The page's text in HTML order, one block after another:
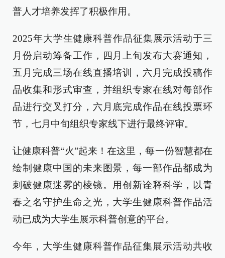
普人才培养发挥了积极作用。
2025年大学生健康科普作品征集展示活动于三
月份启动筹备工作，四月上旬发布大赛通知，
五月完成三场在线直播培训，六月完成投稿作
品收集和形式审查，并组织专家在线对每部作
品进行交叉打分，六月底完成作品在线投票环
节，七月中旬组织专家线下进行最终评审。
让健康科普“火”起来！在这里，每一份智慧都在
绘制健康中国的未来图景，每一部作品都成为
刺破健康迷雾的棱镜。用创新诠释科学，以青
春之名守护生命之光，大学生健康科普作品活
动已成为大学生展示科普创意的平台。
今年，大学生健康科普作品征集展示活动共收